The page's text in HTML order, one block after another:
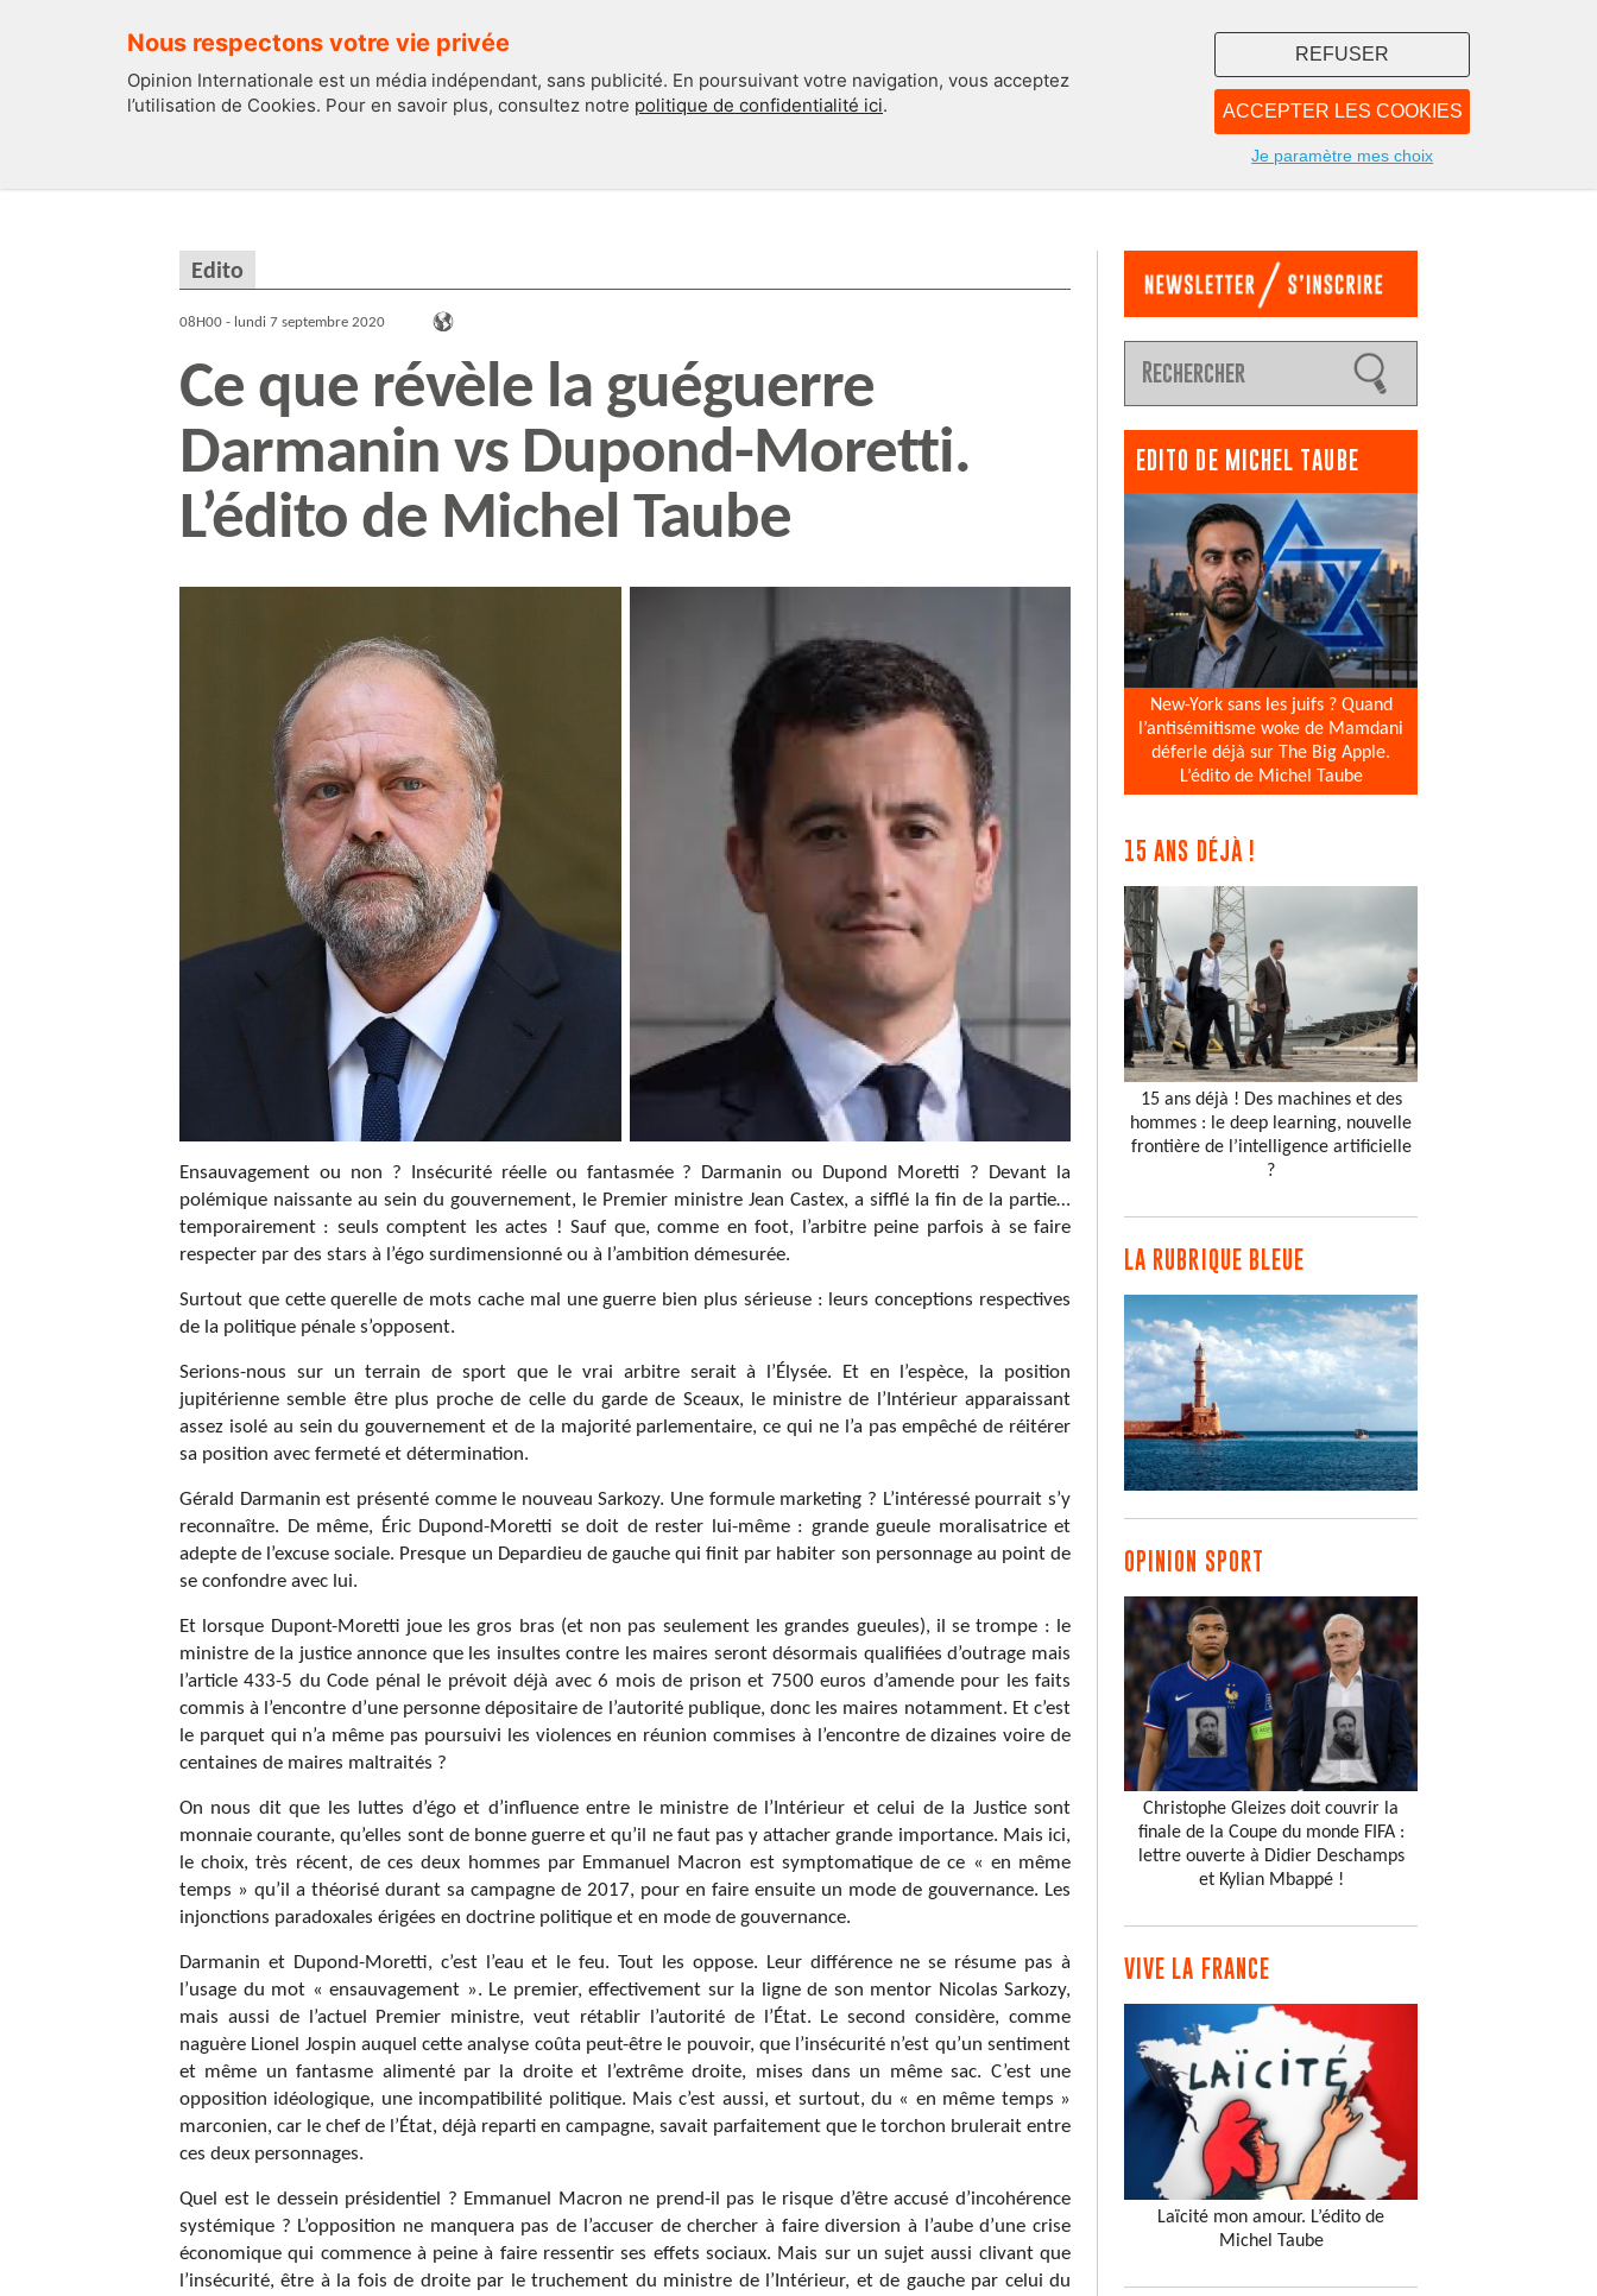
Nous respectons votre vie privée
Opinion Internationale est un média indépendant, sans publicité. En poursuivant votre navigation, vous acceptez
l’utilisation de Cookies. Pour en savoir plus, consultez notre politique de confidentialité ici. ACCEPTER LES COOKIES
REFUSER
Je paramètre mes choix
NOUS
Edito
08H00 - lundi 7 septembre 2020
Ce que révèle la guéguerre
Darmanin vs Dupond-Moretti.
L’édito de Michel Taube
Ensauvagement ou non ? Insécurité réelle ou fantasmée ? Darmanin ou Dupond Moretti ? Devant la
polémique naissante au sein du gouvernement, le Premier ministre Jean Castex, a sifflé la fin de la partie…
temporairement : seuls comptent les actes ! Sauf que, comme en foot, l’arbitre peine parfois à se faire
respecter par des stars à l’égo surdimensionné ou à l’ambition démesurée.
Surtout que cette querelle de mots cache mal une guerre bien plus sérieuse : leurs conceptions respectives
de la politique pénale s’opposent.
Serions-nous sur un terrain de sport que le vrai arbitre serait à l’Élysée. Et en l’espèce, la position
jupitérienne semble être plus proche de celle du garde de Sceaux, le ministre de l’Intérieur apparaissant
assez isolé au sein du gouvernement et de la majorité parlementaire, ce qui ne l’a pas empêché de réitérer
sa position avec fermeté et détermination.
Gérald Darmanin est présenté comme le nouveau Sarkozy. Une formule marketing ? L’intéressé pourrait s’y
reconnaître. De même, Éric Dupond-Moretti se doit de rester lui-même : grande gueule moralisatrice et
adepte de l’excuse sociale. Presque un Depardieu de gauche qui finit par habiter son personnage au point de
se confondre avec lui.
Et lorsque Dupont-Moretti joue les gros bras (et non pas seulement les grandes gueules), il se trompe : le
ministre de la justice annonce que les insultes contre les maires seront désormais qualifiées d’outrage mais
l’article 433-5 du Code pénal le prévoit déjà avec 6 mois de prison et 7500 euros d’amende pour les faits
commis à l’encontre d’une personne dépositaire de l’autorité publique, donc les maires notamment. Et c’est
le parquet qui n’a même pas poursuivi les violences en réunion commises à l’encontre de dizaines voire de
centaines de maires maltraités ?
On nous dit que les luttes d’égo et d’influence entre le ministre de l’Intérieur et celui de la Justice sont
monnaie courante, qu’elles sont de bonne guerre et qu’il ne faut pas y attacher grande importance. Mais ici,
le choix, très récent, de ces deux hommes par Emmanuel Macron est symptomatique de ce « en même
temps » qu’il a théorisé durant sa campagne de 2017, pour en faire ensuite un mode de gouvernance. Les
injonctions paradoxales érigées en doctrine politique et en mode de gouvernance.
Darmanin et Dupond-Moretti, c’est l’eau et le feu. Tout les oppose. Leur différence ne se résume pas à
l’usage du mot « ensauvagement ». Le premier, effectivement sur la ligne de son mentor Nicolas Sarkozy,
mais aussi de l’actuel Premier ministre, veut rétablir l’autorité de l’État. Le second considère, comme
naguère Lionel Jospin auquel cette analyse coûta peut-être le pouvoir, que l’insécurité n’est qu’un sentiment
et même un fantasme alimenté par la droite et l’extrême droite, mises dans un même sac. C’est une
opposition idéologique, une incompatibilité politique. Mais c’est aussi, et surtout, du « en même temps »
marconien, car le chef de l’État, déjà reparti en campagne, savait parfaitement que le torchon brulerait entre
ces deux personnages.
Quel est le dessein présidentiel ? Emmanuel Macron ne prend-il pas le risque d’être accusé d’incohérence
systémique ? L’opposition ne manquera pas de l’accuser de chercher à faire diversion à l’aube d’une crise
économique qui commence à peine à faire ressentir ses effets sociaux. Mais sur un sujet aussi clivant que
l’insécurité, être à la fois de droite par le truchement du ministre de l’Intérieur, et de gauche par celui du
EDITO DE MICHEL TAUBE
New-York sans les juifs ? Quand
l’antisémitisme woke de Mamdani
déferle déjà sur The Big Apple.
L’édito de Michel Taube
15 ANS DÉJÀ !
15 ans déjà ! Des machines et des
hommes : le deep learning, nouvelle
frontière de l’intelligence artificielle
?
LA RUBRIQUE BLEUE
OPINION SPORT
Christophe Gleizes doit couvrir la
finale de la Coupe du monde FIFA :
lettre ouverte à Didier Deschamps
et Kylian Mbappé !
VIVE LA FRANCE
Laïcité mon amour. L’édito de
Michel Taube